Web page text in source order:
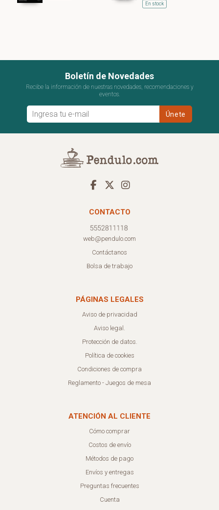
En stock
Boletín de Novedades
Recibe la información de nuestras novedades, recomendaciones y
eventos.
CONTACTO
web@pendulo.com
Contáctanos
Bolsa de trabajo
PÁGINAS LEGALES
Aviso de privacidad
Aviso legal.
Protección de datos.
Política de cookies
Condiciones de compra
Reglamento - Juegos de mesa
ATENCIÓN AL CLIENTE
Cómo comprar
Costos de envío
Métodos de pago
Envíos y entregas
Preguntas frecuentes
Cuenta